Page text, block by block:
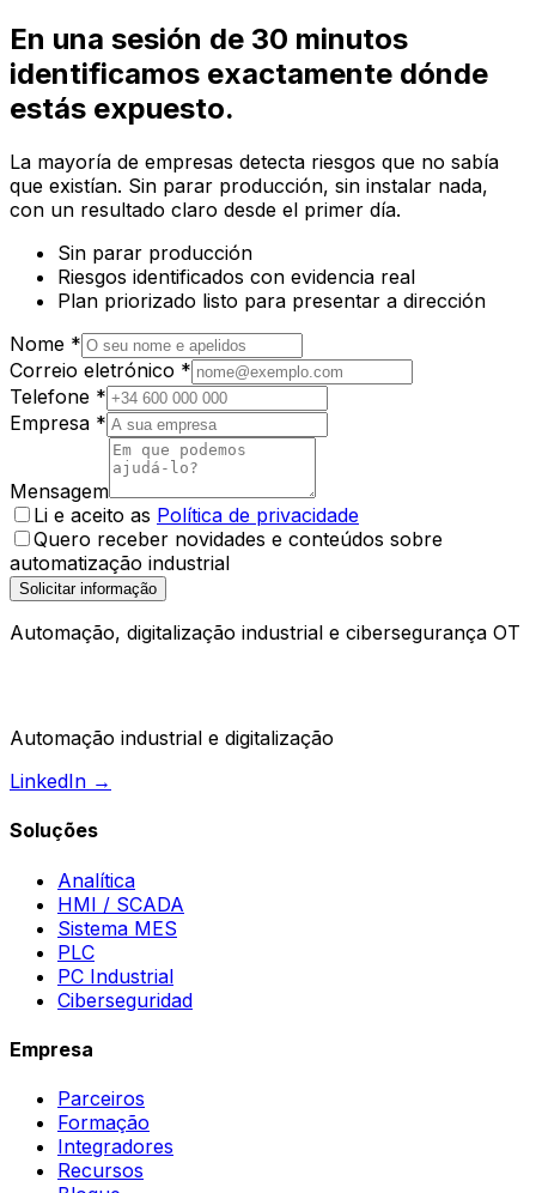
En una sesión de 30 minutos
identificamos exactamente dónde
estás expuesto.
La mayoría de empresas detecta riesgos que no sabía
que existían. Sin parar producción, sin instalar nada,
con un resultado claro desde el primer día.
Sin parar producción
Riesgos identificados con evidencia real
Plan priorizado listo para presentar a dirección
Nome *
Correio eletrónico *
Telefone *
Empresa *
Mensagem
Li e aceito as Política de privacidade
Quero receber novidades e conteúdos sobre
automatização industrial
Solicitar informação
Automação, digitalização industrial e cibersegurança OT
Automação industrial e digitalização
LinkedIn →
Soluções
Analítica
HMI / SCADA
Sistema MES
PLC
PC Industrial
Ciberseguridad
Empresa
Parceiros
Formação
Integradores
Recursos